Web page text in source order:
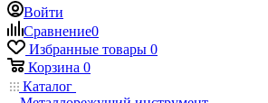
Войти
Сравнение0
Избранные товары 0
Корзина 0
Каталог